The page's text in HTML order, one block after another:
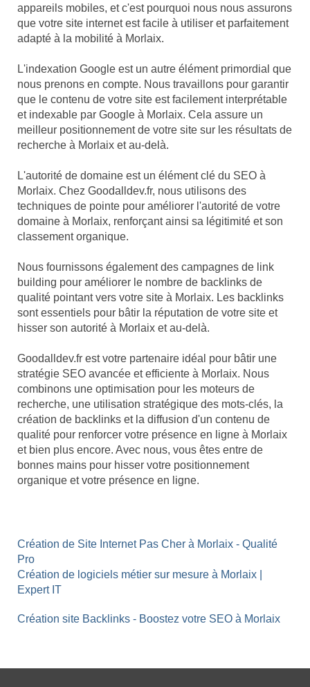
appareils mobiles, et c'est pourquoi nous nous assurons
que votre site internet est facile à utiliser et parfaitement
adapté à la mobilité à Morlaix.
L'indexation Google est un autre élément primordial que
nous prenons en compte. Nous travaillons pour garantir
que le contenu de votre site est facilement interprétable
et indexable par Google à Morlaix. Cela assure un
meilleur positionnement de votre site sur les résultats de
recherche à Morlaix et au-delà.
L'autorité de domaine est un élément clé du SEO à
Morlaix. Chez Goodalldev.fr, nous utilisons des
techniques de pointe pour améliorer l'autorité de votre
domaine à Morlaix, renforçant ainsi sa légitimité et son
classement organique.
Nous fournissons également des campagnes de link
building pour améliorer le nombre de backlinks de
qualité pointant vers votre site à Morlaix. Les backlinks
sont essentiels pour bâtir la réputation de votre site et
hisser son autorité à Morlaix et au-delà.
Goodalldev.fr est votre partenaire idéal pour bâtir une
stratégie SEO avancée et efficiente à Morlaix. Nous
combinons une optimisation pour les moteurs de
recherche, une utilisation stratégique des mots-clés, la
création de backlinks et la diffusion d'un contenu de
qualité pour renforcer votre présence en ligne à Morlaix
et bien plus encore. Avec nous, vous êtes entre de
bonnes mains pour hisser votre positionnement
organique et votre présence en ligne.
Création de Site Internet Pas Cher à Morlaix - Qualité
Pro
Création de logiciels métier sur mesure à Morlaix |
Expert IT
Création site Backlinks - Boostez votre SEO à Morlaix